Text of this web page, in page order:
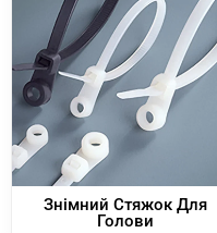
Знімний Стяжок Для
Голови